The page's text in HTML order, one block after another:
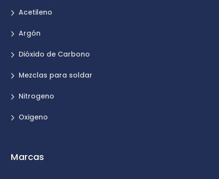
Acetileno
Argón
Dióxido de Carbono
Mezclas para soldar
Nitrogeno
Oxigeno
Marcas